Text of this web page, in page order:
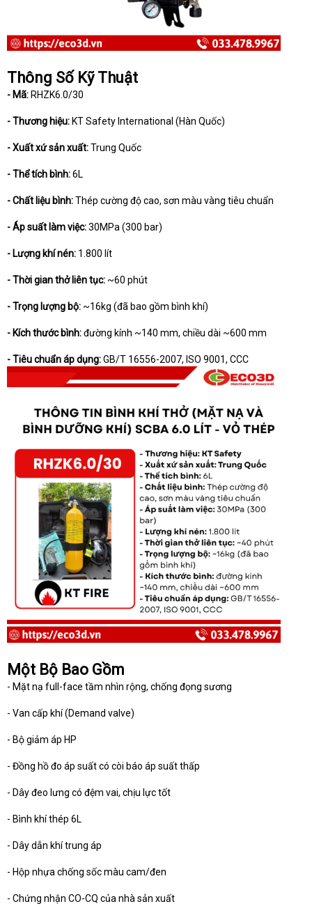
Thông Số Kỹ Thuật
- Mã: RHZK6.0/30
- Thương hiệu: KT Safety International (Hàn Quốc)
- Xuất xứ sản xuất:Trung Quốc
- Thể tích bình:6L
- Chất liệu bình:Thép cường độ cao, sơn màu vàng tiêu chuẩn
- Áp suất làm việc:30MPa (300 bar)
- Lượng khí nén: 1.800 lít
- Thời gian thở liên tục: ~60 phút
- Trọng lượng bộ: ~16kg (đã bao gồm bình khí)
- Kích thước bình:đường kính ~140 mm, chiều dài ~600 mm
- Tiêu chuẩn áp dụng:GB/T 16556-2007, ISO 9001, CCC
Một Bộ Bao Gồm
- Mặt nạ full-face tầm nhìn rộng, chống đọng sương
- Van cấp khí (Demand valve)
- Bộ giảm áp HP
- Đồng hồ đo áp suất có còi báo áp suất thấp
- Dây đeo lưng có đệm vai, chịu lực tốt
- Bình khí thép 6L
- Dây dẫn khí trung áp
- Hộp nhựa chống sốc màu cam/đen
- Chứng nhận CO-CQ của nhà sản xuất